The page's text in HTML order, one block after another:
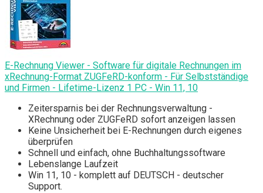
E-Rechnung Viewer - Software für digitale Rechnungen im
xRechnung-Format ZUGFeRD-konform - Für Selbstständige
und Firmen - Lifetime-Lizenz 1 PC - Win 11, 10
Zeitersparnis bei der Rechnungsverwaltung -
XRechnung oder ZUGFeRD sofort anzeigen lassen
Keine Unsicherheit bei E-Rechnungen durch eigenes
überprüfen
Schnell und einfach, ohne Buchhaltungssoftware
Lebenslange Laufzeit
Win 11, 10 - komplett auf DEUTSCH - deutscher
Support.